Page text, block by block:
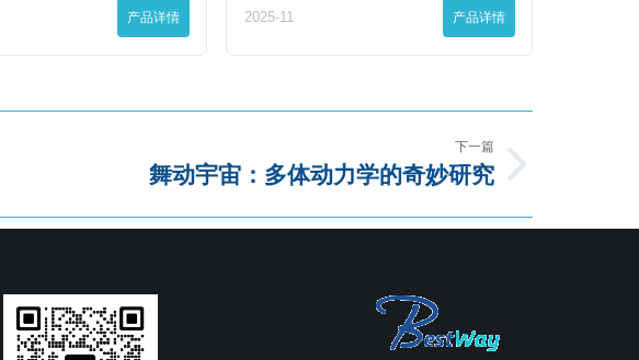
产品详情 2025-11 产品详情
下一篇
舞动宇宙：多体动力学的奇妙研究